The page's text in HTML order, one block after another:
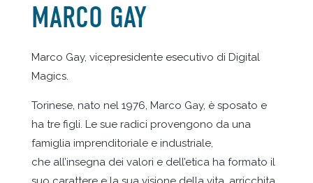
MARCO GAY
Marco Gay, vicepresidente esecutivo di Digital
Magics.
Torinese, nato nel 1976, Marco Gay, è sposato e
ha tre figli. Le sue radici provengono da una
famiglia imprenditoriale e industriale,
che all’insegna dei valori e dell’etica ha formato il